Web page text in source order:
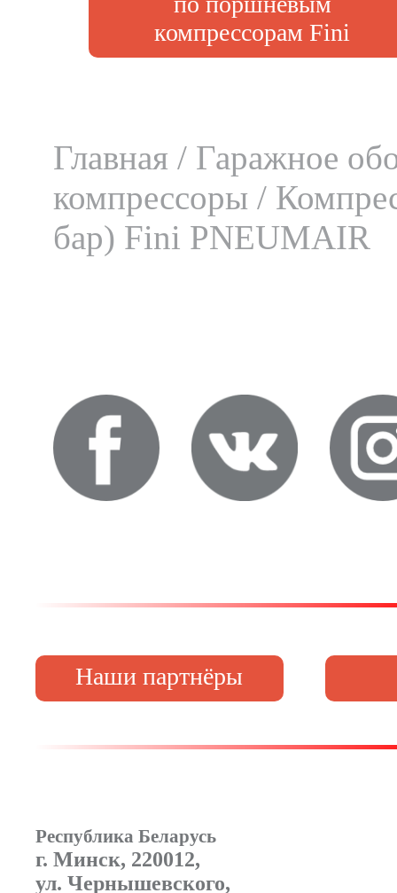
компрессорам Fini
Главная / Гаражное
компрессоры /
бар) Fini PNEUMAIR
Наши партнёры
Республика Беларусь
г. Минск, 220012,
ул. Чернышевского,